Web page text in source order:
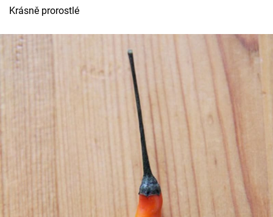
Krásně prorostlé